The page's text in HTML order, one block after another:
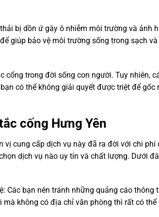
bị dồn ứ gây ô nhiễm môi trường và ảnh
giúp bảo vệ môi trường sống trong sạch
trong đời sống con người. Tuy nhiên,
có thể không giải quyết được triệt để gốc
cống Hưng Yên
cung cấp dịch vụ này đã ra đời với chi phí
dịch vụ nào uy tín và chất lượng. Dưới
Các bạn nên tránh những quảng cáo thông
không có địa chỉ văn phòng thì rất có